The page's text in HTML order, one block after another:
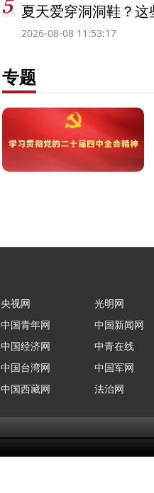
夏天爱穿洞洞鞋？这
2026-08-08 11:53:17
专题
央视网
中国青年网
中国经济网
中国台湾网
中国西藏网
光明网
中国新闻网
中青在线
中国军网
法治网